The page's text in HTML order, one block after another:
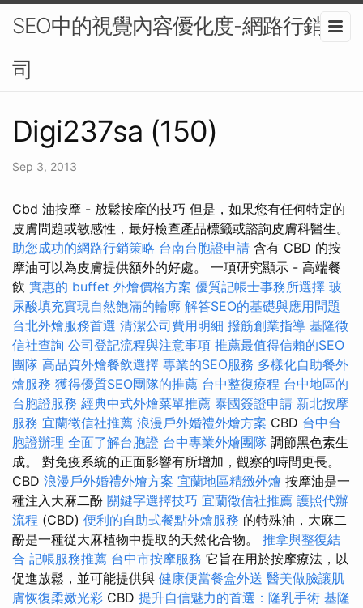
SEO中的視覺內容優化度-網路行銷公
司
Digi237sa (150)
Sep 3, 2013
Cbd 油按摩 - 放鬆按摩的技巧 但是，如果您有任何特定的
皮膚問題或敏感性，最好檢查產品標籤或諮詢皮膚科醫生。
助您成功的網路行銷策略 台南台胞證申請 含有 CBD 的按
摩油可以為皮膚提供額外的好處。 一項研究顯示 - 高端餐
飲 實惠的 buffet 外燴價格方案 優質記帳士事務所選擇 玻
尿酸填充實現自然飽滿的輪廓 解答SEO的基礎與應用問題
台北外燴服務首選 清潔公司費用明細 撥筋創業指導 基隆徵
信社查詢 公司登記流程與注意事項 推薦最值得信賴的SEO
團隊 高品質外燴餐飲選擇 專業的SEO服務 多樣化自助餐外
燴服務 獲得優質SEO團隊的推薦 台中整復療程 台中地區的
台胞證服務 經典中式外燴菜單推薦 泰國簽證申請 新北按摩
服務 宜蘭徵信社推薦 浪漫戶外婚禮外燴方案 CBD 台中台
胞證辦理 全面了解台胞證 台中專業外燴團隊 調節黑色素生
成。 對免疫系統的正面影響有所增加，觀察的時間更長。
CBD 浪漫戶外婚禮外燴方案 宜蘭地區精緻外燴 按摩油是一
種注入大麻二酚 關鍵字選擇技巧 宜蘭徵信社推薦 護照代辦
流程 (CBD) 便利的自助式餐點外燴服務 的特殊油，大麻二
酚是一種從大麻植物中提取的天然化合物。 推拿與整復結
合 記帳服務推薦 台中市按摩服務 它旨在用於按摩療法，以
促進放鬆，並可能提供與 健康便當餐盒外送 醫美做臉讓肌
膚恢復柔嫩光彩 CBD 提升自信魅力的首選：隆乳手術 基隆